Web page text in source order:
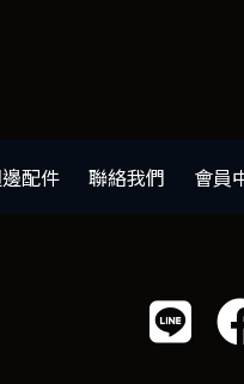
配件 聯絡我們 會員